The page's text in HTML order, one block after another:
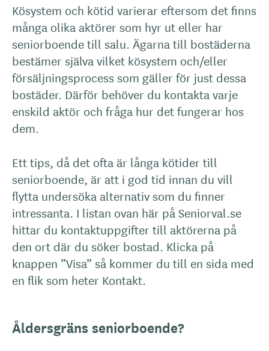
Kösystem och kötid varierar eftersom det finns
många olika aktörer som hyr ut eller har
seniorboende till salu. Ägarna till bostäderna
bestämer själva vilket kösystem och/eller
försäljningsprocess som gäller för just dessa
bostäder. Därför behöver du kontakta varje
enskild aktör och fråga hur det fungerar hos
dem.
Ett tips, då det ofta är långa kötider till
seniorboende, är att i god tid innan du vill
flytta undersöka alternativ som du finner
intressanta. I listan ovan här på Seniorval.se
hittar du kontaktuppgifter till aktörerna på
den ort där du söker bostad. Klicka på
knappen ”Visa” så kommer du till en sida med
en flik som heter Kontakt.
Åldersgräns seniorboende?